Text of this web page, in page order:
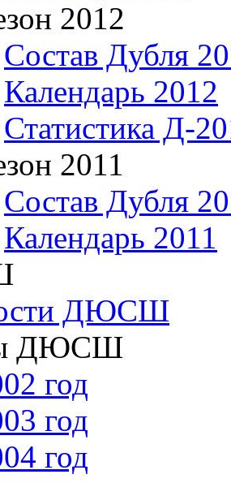
2012
Состав Дубля
Календарь 2012
Статистика Д-
2011
Состав Дубля
Календарь 2011
ДЮСШ
ДЮСШ
год
год
год